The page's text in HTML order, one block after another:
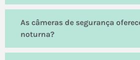
As câmeras de segurança
noturna?